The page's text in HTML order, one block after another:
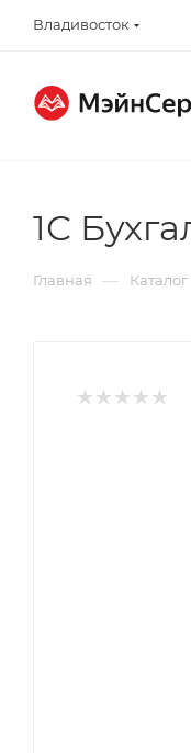
Владивосток
1С
Главная — Каталог